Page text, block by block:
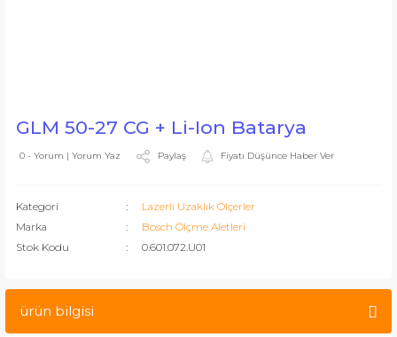
GLM 50-27 CG + Li-Ion Batarya
0 - Yorum | Yorum Yaz Paylaş Fiyatı Düşünce Haber Ver
Kategori
Lazerli Uzaklık Ölçerler
Marka
Bosch Ölçme Aletleri
Stok Kodu
0.601.072.U01
ürün bilgisi